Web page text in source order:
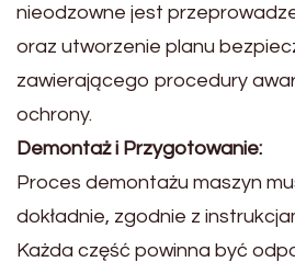
nieodzowne jest
oraz utworzenie planu
zawierającego procedury
ochrony.
Demontaż i Przygotowanie:
Proces demontażu maszyn
dokładnie, zgodnie z
Każda część powinna być